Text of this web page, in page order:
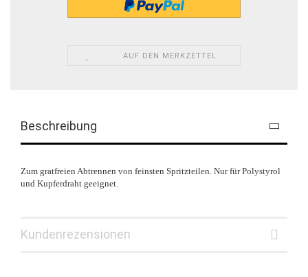
AUF DEN MERKZETTEL
Beschreibung
Zum gratfreien Abtrennen von feinsten Spritzteilen. Nur für Polystyrol
und Kupferdraht geeignet.
Kundenrezensionen